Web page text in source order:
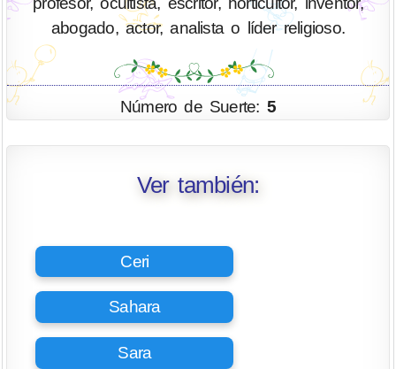
abogado, actor, analista o líder religioso.
Número de Suerte: 5
Ver también:
Ceri
Sahara
Sara